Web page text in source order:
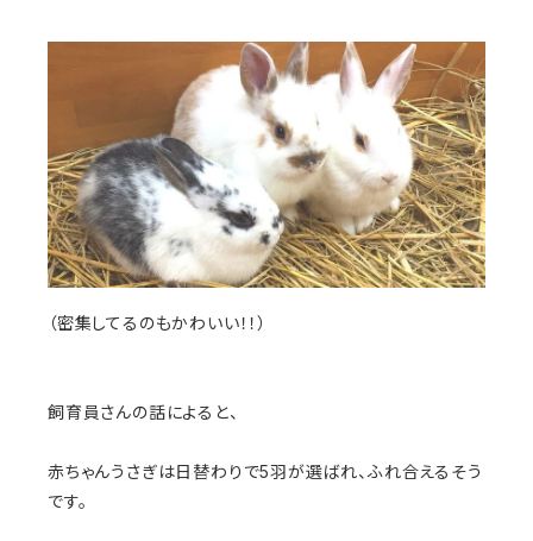
（密集してるのもかわいい！！）
飼育員さんの話によると、
赤ちゃんうさぎは日替わりで5羽が選ばれ、ふれ合えるそう
です。